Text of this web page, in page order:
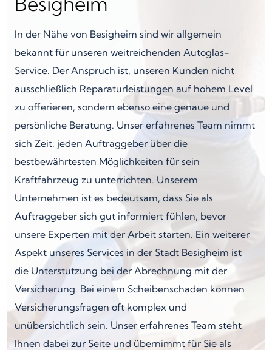
In der Nähe von Besigheim sind wir allgemein
bekannt für unseren weitreichenden Autoglas-
Service. Der Anspruch ist, unseren Kunden nicht
ausschließlich Reparaturleistungen auf hohem Level
zu offerieren, sondern ebenso eine genaue und
persönliche Beratung. Unser erfahrenes Team nimmt
sich Zeit, jeden Auftraggeber über die
bestbewährtesten Möglichkeiten für sein
Kraftfahrzeug zu unterrichten. Unserem
Unternehmen ist es bedeutsam, dass Sie als
Auftraggeber sich gut informiert fühlen, bevor
unsere Experten mit der Arbeit starten. Ein weiterer
Aspekt unseres Services in der Stadt Besigheim ist
die Unterstützung bei der Abrechnung mit der
Versicherung. Bei einem Scheibenschaden können
Versicherungsfragen oft komplex und
unübersichtlich sein. Unser erfahrenes Team steht
Ihnen dabei zur Seite und übernimmt für Sie als